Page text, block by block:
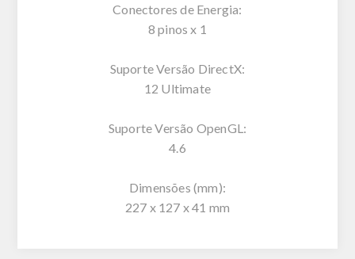
Conectores de Energia:
8 pinos x 1
Suporte Versão DirectX:
12 Ultimate
Suporte Versão OpenGL:
4.6
Dimensões (mm):
227 x 127 x 41 mm